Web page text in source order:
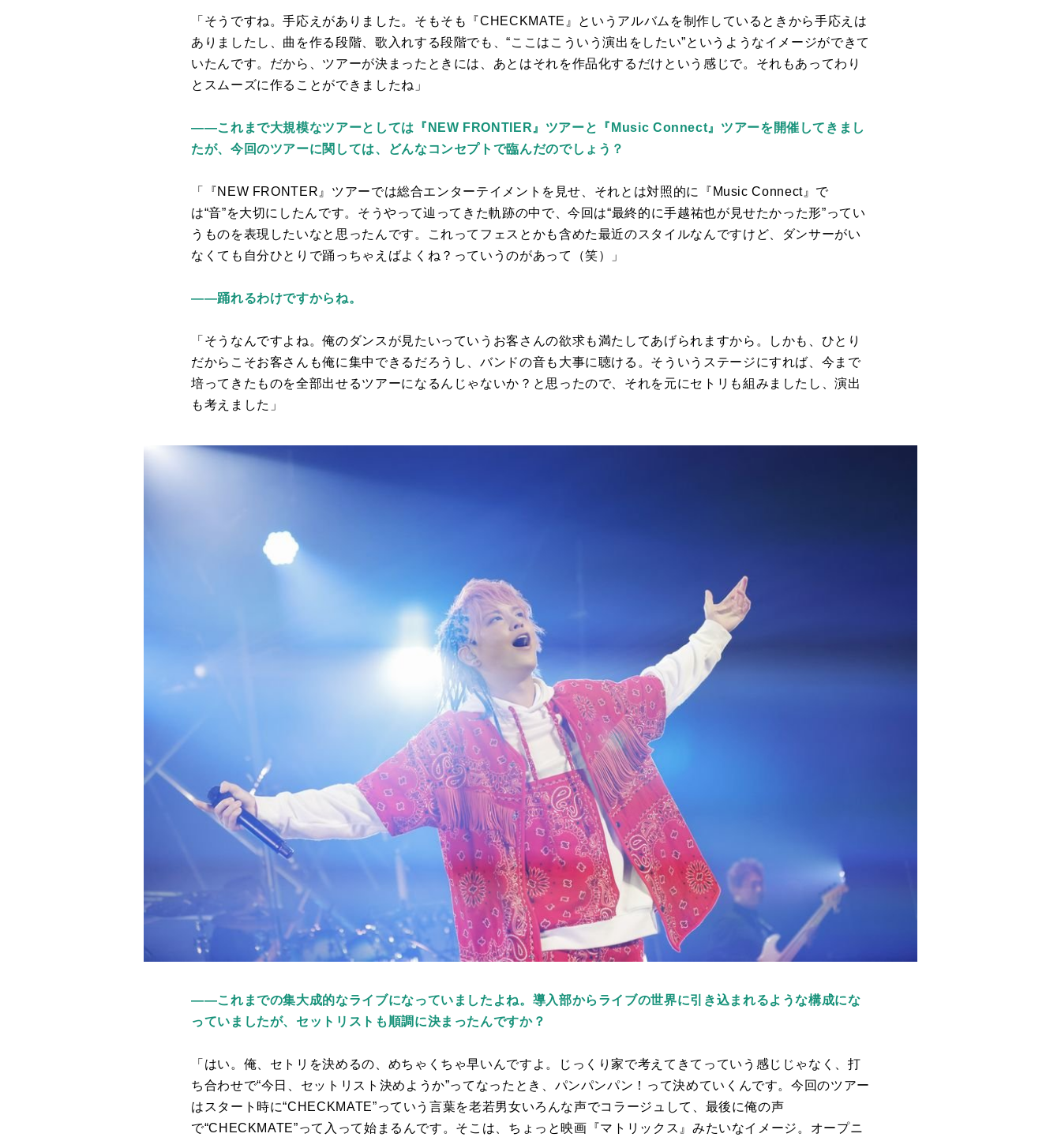
「そうですね。手応えがありました。そもそも『CHECKMATE 』というアルバムを制作しているときから手応えは
ありましたし、曲を作る段階、歌入れする段階でも、“ここはこういう演出をしたい”というようなイメージができて
いたんです。だから、ツアーが決まったときには、あとはそれを作品化するだけという感じで。それもあってわり
とスムーズに作ることができましたね」
――これまで大規模なツアーとしては『NEW FRONTIER』ツアーと『Music Connect』ツアーを開催してきまし
たが、今回のツアーに関しては、どんなコンセプトで臨んだのでしょう？
「『NEW FRONTER 』ツアーでは総合エンターテイメントを見せ、それとは対照的に『 Music Connect』で
は“音”を大切にしたんです。そうやって辿ってきた軌跡の中で、今回は“最終的に手越祐也が見せたかった形”ってい
うものを表現したいなと思ったんです。これってフェスとかも含めた最近のスタイルなんですけど、ダンサーがい
なくても自分ひとりで踊っちゃえばよくね？っていうのがあって（笑）」
――踊れるわけですからね。
「そうなんですよね。俺のダンスが見たいっていうお客さんの欲求も満たしてあげられますから。しかも、ひとり
だからこそお客さんも俺に集中できるだろうし、バンドの音も大事に聴ける。そういうステージにすれば、今まで
培ってきたものを全部出せるツアーになるんじゃないか？と思ったので、それを元にセトリも組みましたし、演出
も考えました」
――これまでの集大成的なライブになっていましたよね。導入部からライブの世界に引き込まれるような構成にな
っていましたが、セットリストも順調に決まったんですか？
「はい。俺、セトリを決めるの、めちゃくちゃ早いんですよ。じっくり家で考えてきてっていう感じじゃなく、打
ち合わせで“今日、セットリスト決めようか”ってなったとき、パンパンパン！って決めていくんです。今回のツアー
はスタート時に“CHECKMATE”っていう言葉を老若男女いろんな声でコラージュして、最後に俺の声
で“CHECKMATE”って入って始まるんです。そこは、ちょっと映画『マトリックス』みたいなイメージ。オープニ